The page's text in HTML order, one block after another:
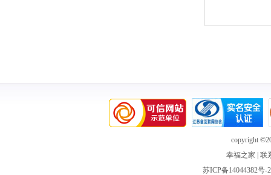
copyright
幸福之家
联
苏ICP备14044382号-2